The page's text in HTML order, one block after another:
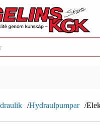
Hydraulpumpar